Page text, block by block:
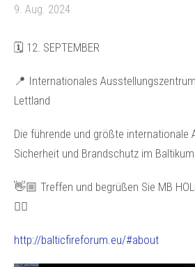
9. Aug. 2024
🗓️ 12. SEPTEMBER
📍 Internationales
Lettland
Die führende und größte internationale
Sicherheit und Brandschutz im Baltikum.
👋🏼 Treffen und begrüßen Sie MB
🙋‍♂️
http://balticfireforum.eu/#about